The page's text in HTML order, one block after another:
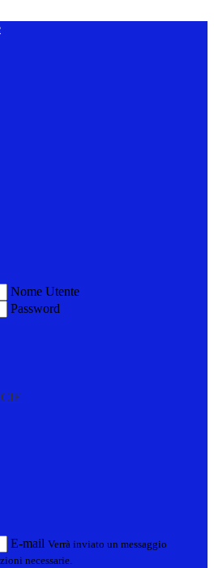
Nome Utente
Password
E-mail Verrà inviato un messaggio
necessarie.